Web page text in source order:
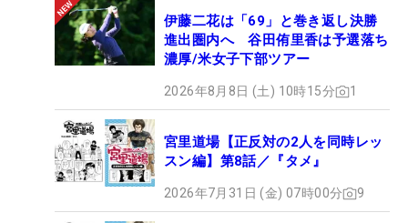
伊藤二花は「69」と巻き返し決勝
進出圏内へ 谷田侑里香は予選落ち
濃厚/米女子下部ツアー
2026年8月8日 (土) 10時15分 1
宮里道場【正反対の2人を同時レッ
スン編】第8話／『タメ』
2026年7月31日 (金) 07時00分 9